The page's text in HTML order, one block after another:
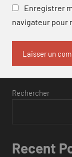
Enregistrer
navigateur pour
Rechercher
Recent